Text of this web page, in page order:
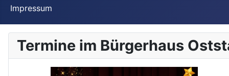
Impressum
Termine im Bürgerhaus